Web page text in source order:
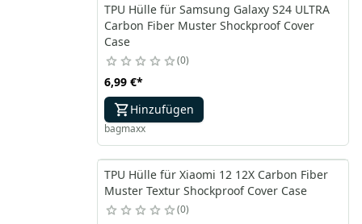
TPU Hülle für Samsung Galaxy S24 ULTRA
Carbon Fiber Muster Shockproof Cover
Case
0
6,99 €*
Hinzufügen
bagmaxx
TPU Hülle für Xiaomi 12 12X Carbon Fiber
Muster Textur Shockproof Cover Case
0